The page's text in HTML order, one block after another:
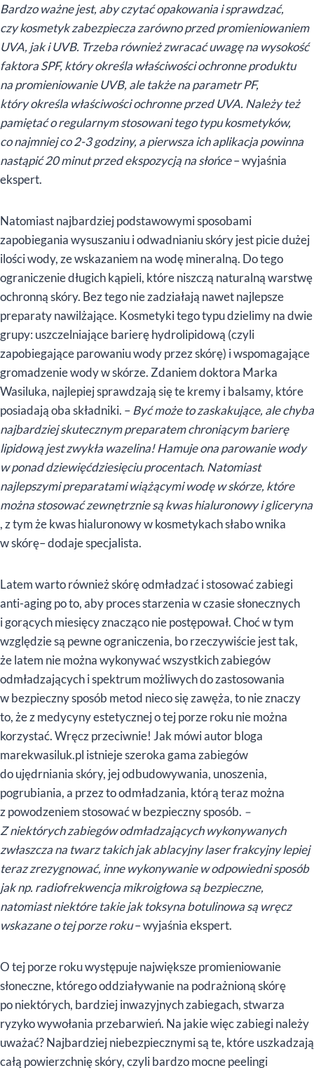
Bardzo ważne jest, aby czytać opakowania i sprawdzać,
czy kosmetyk zabezpiecza zarówno przed promieniowaniem
UVA, jak i UVB. Trzeba również zwracać uwagę na wysokość
faktora SPF, który określa właściwości ochronne produktu
na promieniowanie UVB, ale także na parametr PF,
który określa właściwości ochronne przed UVA. Należy też
pamiętać o regularnym stosowani tego typu kosmetyków,
co najmniej co 2-3 godziny, a pierwsza ich aplikacja powinna
nastąpić 20 minut przed ekspozycją na słońce– wyjaśnia
ekspert.
Natomiast najbardziej podstawowymi sposobami
zapobiegania wysuszaniu i odwadnianiu skóry jest picie dużej
ilości wody, ze wskazaniem na wodę mineralną. Do tego
ograniczenie długich kąpieli, które niszczą naturalną warstwę
ochronną skóry. Bez tego nie zadziałają nawet najlepsze
preparaty nawilżające. Kosmetyki tego typu dzielimy na dwie
grupy: uszczelniające barierę hydrolipidową (czyli
zapobiegające parowaniu wody przez skórę) i wspomagające
gromadzenie wody w skórze. Zdaniem doktora Marka
Wasiluka, najlepiej sprawdzają się te kremy i balsamy, które
posiadają oba składniki. –Być może to zaskakujące, ale chyba
najbardziej skutecznym preparatem chroniącym barierę
lipidową jest zwykła wazelina! Hamuje ona parowanie wody
w ponad dziewięćdziesięciu procentach. Natomiast
najlepszymi preparatami wiążącymi wodę w skórze, które
można stosować zewnętrznie są kwas hialuronowy i gliceryna
, z tym że kwas hialuronowy w kosmetykach słabo wnika
w skórę– dodaje specjalista.
Latem warto również skórę odmładzać i stosować zabiegi
anti-aging po to, aby proces starzenia w czasie słonecznych
i gorących miesięcy znacząco nie postępował. Choć w tym
względzie są pewne ograniczenia, bo rzeczywiście jest tak,
że latem nie można wykonywać wszystkich zabiegów
odmładzających i spektrum możliwych do zastosowania
w bezpieczny sposób metod nieco się zawęża, to nie znaczy
to, że z medycyny estetycznej o tej porze roku nie można
korzystać. Wręcz przeciwnie! Jak mówi autor bloga
marekwasiluk.pl istnieje szeroka gama zabiegów
do ujędrniania skóry, jej odbudowywania, unoszenia,
pogrubiania, a przez to odmładzania, którą teraz można
z powodzeniem stosować w bezpieczny sposób. –
Z niektórych zabiegów odmładzających wykonywanych
zwłaszcza na twarz takich jak ablacyjny laser frakcyjny lepiej
teraz zrezygnować, inne wykonywanie w odpowiedni sposób
jak np. radiofrekwencja mikroigłowa są bezpieczne,
natomiast niektóre takie jak toksyna botulinowa są wręcz
wskazane o tej porze roku– wyjaśnia ekspert.
O tej porze roku występuje największe promieniowanie
słoneczne, którego oddziaływanie na podrażnioną skórę
po niektórych, bardziej inwazyjnych zabiegach, stwarza
ryzyko wywołania przebarwień. Na jakie więc zabiegi należy
uważać? Najbardziej niebezpiecznymi są te, które uszkadzają
całą powierzchnię skóry, czyli bardzo mocne peelingi